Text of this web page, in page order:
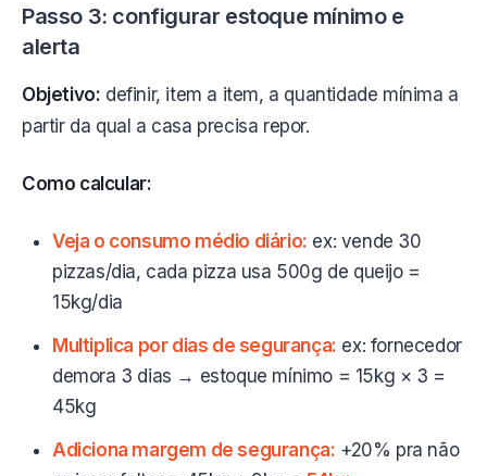
Passo 3: configurar estoque mínimo e
alerta
Objetivo: definir, item a item, a quantidade mínima a
partir da qual a casa precisa repor.
Como calcular:
Veja o consumo médio diário: ex: vende 30
pizzas/dia, cada pizza usa 500g de queijo =
15kg/dia
Multiplica por dias de segurança: ex: fornecedor
demora 3 dias → estoque mínimo = 15kg × 3 =
45kg
Adiciona margem de segurança: +20% pra não